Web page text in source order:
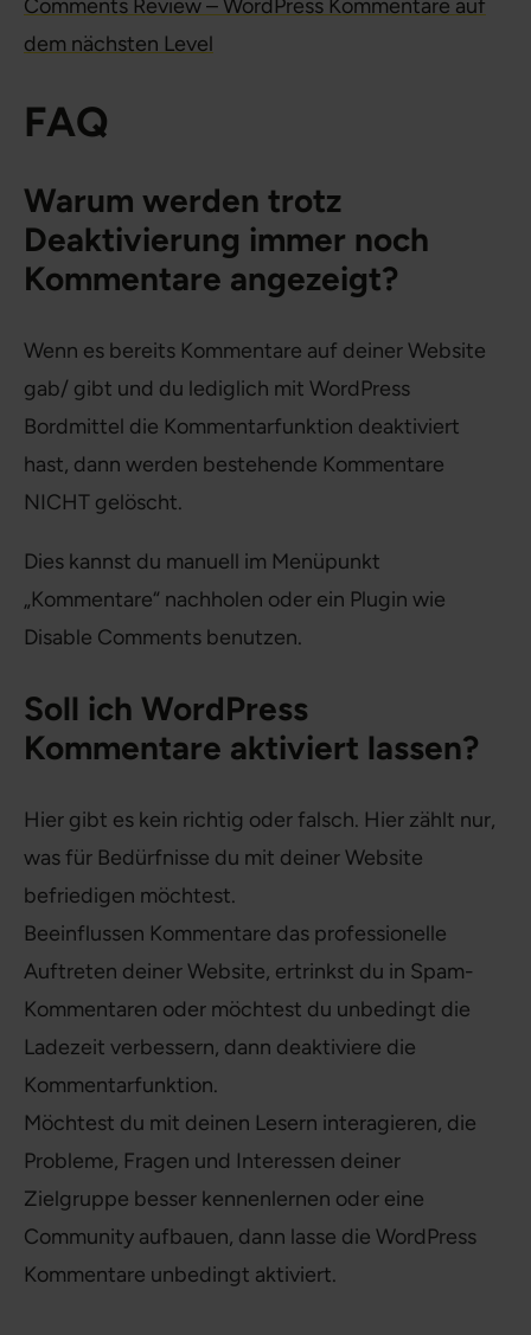
Comments Review – WordPress Kommentare auf
dem nächsten Level
FAQ
Warum werden trotz
Deaktivierung immer noch
Kommentare angezeigt?
Wenn es bereits Kommentare auf deiner Website
gab/ gibt und du lediglich mit WordPress
Bordmittel die Kommentarfunktion deaktiviert
hast, dann werden bestehende Kommentare
NICHT gelöscht.
Dies kannst du manuell im Menüpunkt
„Kommentare“ nachholen oder ein Plugin wie
Disable Comments benutzen.
Soll ich WordPress
Kommentare aktiviert lassen?
Hier gibt es kein richtig oder falsch. Hier zählt nur,
was für Bedürfnisse du mit deiner Website
befriedigen möchtest.
Beeinflussen Kommentare das professionelle
Auftreten deiner Website, ertrinkst du in Spam-
Kommentaren oder möchtest du unbedingt die
Ladezeit verbessern, dann deaktiviere die
Kommentarfunktion.
Möchtest du mit deinen Lesern interagieren, die
Probleme, Fragen und Interessen deiner
Zielgruppe besser kennenlernen oder eine
Community aufbauen, dann lasse die WordPress
Kommentare unbedingt aktiviert.